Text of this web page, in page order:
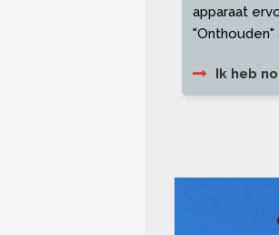
apparaat
"Onthouden"
Ik heb